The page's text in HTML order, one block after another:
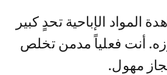
المواد الإباحية تحدٍ كبير
أنت فعلياً مدمن تخلص
مهول.